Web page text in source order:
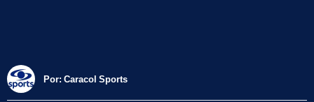
Por: Caracol Sports